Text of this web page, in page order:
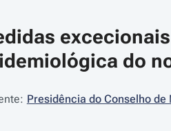
Use as teclas de seta para
do
Presidência do Conselho de